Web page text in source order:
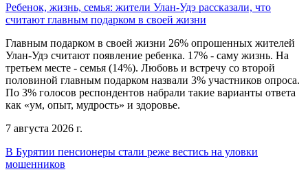
Ребенок, жизнь, семья: жители Улан-Удэ рассказали, что
считают главным подарком в своей жизни
Главным подарком в своей жизни 26% опрошенных жителей
Улан-Удэ считают появление ребенка. 17% - саму жизнь. На
третьем месте - семья (14%). Любовь и встречу со второй
половиной главным подарком назвали 3% участников опроса.
По 3% голосов респондентов набрали такие варианты ответа
как «ум, опыт, мудрость» и здоровье.
7 августа 2026 г.
В Бурятии пенсионеры стали реже вестись на уловки
мошенников